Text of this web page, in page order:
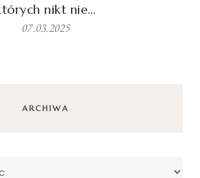
nikt nie…
07.03.2025
ARCHIWA